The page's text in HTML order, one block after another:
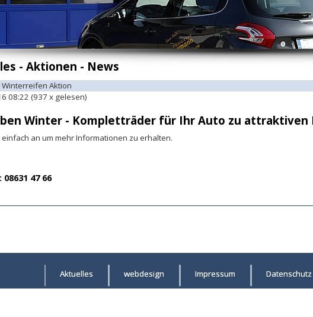
- Aktionen - News
Aktion
08:22 (937 x gelesen)
Winter - Kompletträder für Ihr Auto zu attraktiven
einfach an um mehr Informationen zu erhalten.
47 66
Aktuelles webdesign Impressum Datenschutz